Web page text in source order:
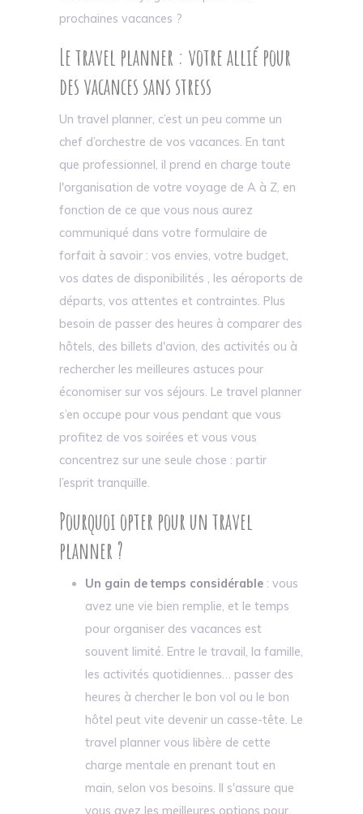
prochaines vacances ?
Le travel planner : votre allié pour
des vacances sans stress
Un travel planner, c’est un peu comme un
chef d’orchestre de vos vacances. En tant
que professionnel, il prend en charge toute
l'organisation de votre voyage de A à Z, en
fonction de ce que vous nous aurez
communiqué dans votre formulaire de
forfait à savoir : vos envies, votre budget,
vos dates de disponibilités , les aéroports de
départs, vos attentes et contraintes. Plus
besoin de passer des heures à comparer des
hôtels, des billets d'avion, des activités ou à
rechercher les meilleures astuces pour
économiser sur vos séjours. Le travel planner
s’en occupe pour vous pendant que vous
profitez de vos soirées et vous vous
concentrez sur une seule chose : partir
l’esprit tranquille.
Pourquoi opter pour un travel
planner ?
Un gain de temps considérable : vous
avez une vie bien remplie, et le temps
pour organiser des vacances est
souvent limité. Entre le travail, la famille,
les activités quotidiennes… passer des
heures à chercher le bon vol ou le bon
hôtel peut vite devenir un casse-tête. Le
travel planner vous libère de cette
charge mentale en prenant tout en
main, selon vos besoins. Il s'assure que
vous ayez les meilleures options pour